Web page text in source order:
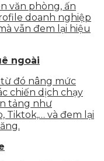
văn phòng, ấn
doanh nghiệp
vẫn đem lại hiệu
ngoài
đó nâng mức
chiến dịch chạy
tảng như
Tiktok,… và đem lại